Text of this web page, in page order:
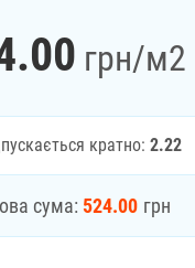
грн/м2
кратно: 2.22
сума: 524.00 грн